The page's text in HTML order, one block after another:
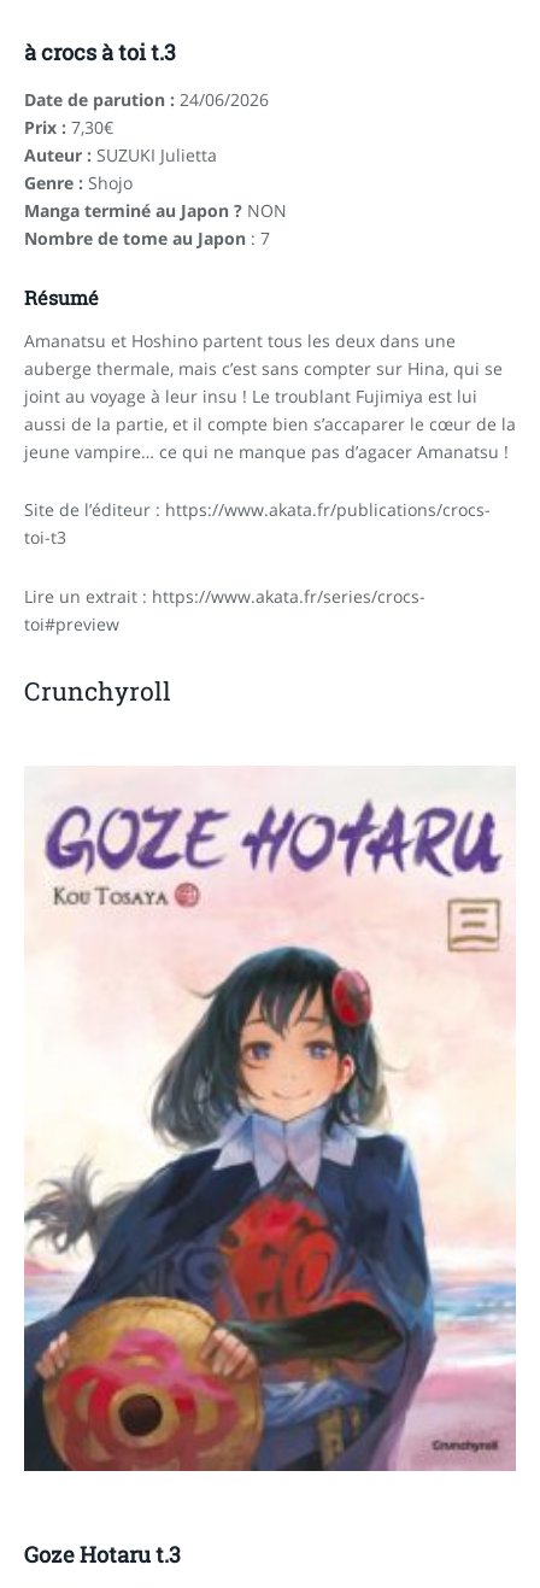
à crocs à toi t.3
Date de parution : 24/06/2026
Prix : 7,30€
Auteur : SUZUKI Julietta
Genre : Shojo
Manga terminé au Japon ? NON
Nombre de tome au Japon : 7
Résumé
Amanatsu et Hoshino partent tous les deux dans une
auberge thermale, mais c’est sans compter sur Hina, qui se
joint au voyage à leur insu ! Le troublant Fujimiya est lui
aussi de la partie, et il compte bien s’accaparer le cœur de la
jeune vampire… ce qui ne manque pas d’agacer Amanatsu !
Site de l’éditeur : https://www.akata.fr/publications/crocs-
toi-t3
Lire un extrait : https://www.akata.fr/series/crocs-
toi#preview
Crunchyroll
Goze Hotaru t.3